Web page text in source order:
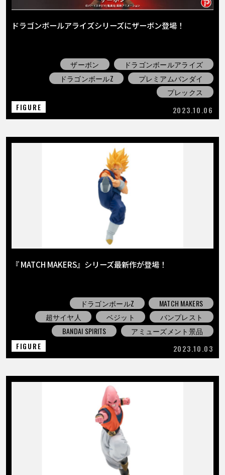
ドラゴンボールアライズシリーズにザーボン登場！
ザーボン
ドラゴンボールアライズ
ドラゴンボールZ
プレミアムバンダイ
プレックス
FIGURE
2023.10.06
『 MATCH MAKERS』シリーズ最新作が登場！
ドラゴンボールZ
MATCH MAKERS
超サイヤ人
ベジット
バンプレスト
BANDAI SPIRITS
アミューズメント景品
FIGURE
2023.10.03